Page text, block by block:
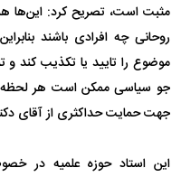
مثبت است، تصریح کرد: این‌ها
روحانی چه افرادی باشند
موضوع را تایید یا تکذیب کند و
جو سیاسی ممکن است هر لحظه
جهت حمایت حداکثری از آقای
این استاد حوزه علمیه در